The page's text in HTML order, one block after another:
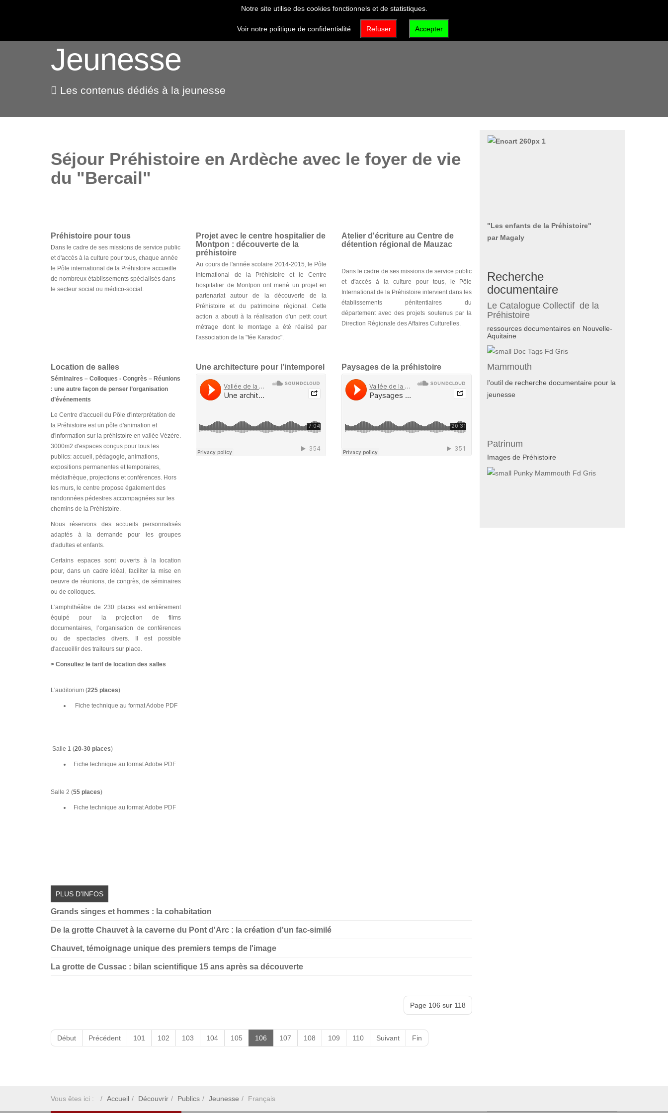
VISITER DÉCOUVRIR QUI SOMMES-NOUS ?
Jeunesse
Les contenus dédiés à la jeunesse
Séjour Préhistoire en Ardèche avec le foyer de vie
du "Bercail"
Préhistoire pour tous
Dans le cadre de ses missions de service public
et d'accès à la culture pour tous, chaque année
le Pôle international de la Préhistoire accueille
de nombreux établissements spécialisés dans
le secteur social ou médico-social.
Projet avec le centre hospitalier de
Montpon : découverte de la
préhistoire
Au cours de l'année scolaire 2014-2015, le Pôle
International de la Préhistoire et le Centre
hospitalier de Montpon ont mené un projet en
partenariat autour de la découverte de la
Préhistoire et du patrimoine régional. Cette
action a abouti à la réalisation d'un petit court
métrage dont le montage a été réalisé par
l'association de la "fée Karadoc".
Atelier d'écriture au Centre de
détention régional de Mauzac
Dans le cadre de ses missions de service public
et d'accès à la culture pour tous, le Pôle
International de la Préhistoire intervient dans les
établissements pénitentiaires du
département avec des projets soutenus par la
Direction Régionale des Affaires Culturelles.
Location de salles
Séminaires – Colloques - Congrès – Réunions
: une autre façon de penser l’organisation
d’événements
Le Centre d'accueil du Pôle d'interprétation de
la Préhistoire est un pôle d'animation et
d'information sur la préhistoire en vallée Vézère.
3000m2 d'espaces conçus pour tous les
publics: accueil, pédagogie, animations,
expositions permanentes et temporaires,
médiathèque, projections et conférences. Hors
les murs, le centre propose également des
randonnées pédestres accompagnées sur les
chemins de la Préhistoire.
Nous réservons des accueils personnalisés
adaptés à la demande pour les groupes
d'adultes et enfants.
Certains espaces sont ouverts à la location
pour, dans un cadre idéal, faciliter la mise en
oeuvre de réunions, de congrès, de séminaires
ou de colloques.
L'amphithéâtre de 230 places est entièrement
équipé pour la projection de films
documentaires, l’organisation de conférences
ou de spectacles divers. Il est possible
d'accueillir des traiteurs sur place.
> Consultez le tarif de location des salles
L'auditorium (225 places)
Fiche technique au format Adobe PDF
Salle 1 (20-30 places)
Fiche technique au format Adobe PDF
Salle 2 (55 places)
Fiche technique au format Adobe PDF
Une architecture pour l’intemporel Paysages de la préhistoire
Grands singes et hommes : la cohabitation
De la grotte Chauvet à la caverne du Pont d'Arc : la création d'un fac-similé
Chauvet, témoignage unique des premiers temps de l'image
La grotte de Cussac : bilan scientifique 15 ans après sa découverte
Page 106 sur 118
Début Précédent 101 102 103 104 105 106 107 108 109 110 Suivant Fin
"Les enfants de la Préhistoire"
par Magaly
Recherche
documentaire
Le Catalogue Collectif de la
Préhistoire
ressources documentaires en Nouvelle-
Aquitaine
Mammouth
l'outil de recherche documentaire pour la
jeunesse
Patrinum
Images de Préhistoire
Vous êtes ici : Accueil Découvrir Publics Jeunesse Français
Notre site utilise des cookies fonctionnels et de statistiques.
Voir notre politique de confidentialité Refuser Accepter